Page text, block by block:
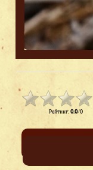
Рейтинг:0.0/0